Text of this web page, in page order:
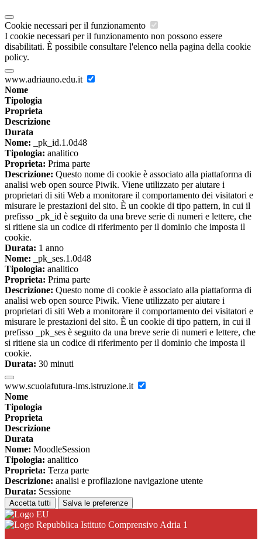
Cookie necessari per il funzionamento
I cookie necessari per il funzionamento non possono essere
disabilitati. È possibile consultare l'elenco nella pagina della cookie
policy.
www.adriauno.edu.it
Nome
Tipologia
Proprieta
Descrizione
Durata
Nome: _pk_id.1.0d48
Tipologia: analitico
Proprieta: Prima parte
Descrizione: Questo nome di cookie è associato alla piattaforma di
analisi web open source Piwik. Viene utilizzato per aiutare i
proprietari di siti Web a monitorare il comportamento dei visitatori e
misurare le prestazioni del sito. È un cookie di tipo pattern, in cui il
prefisso _pk_id è seguito da una breve serie di numeri e lettere, che
si ritiene sia un codice di riferimento per il dominio che imposta il
cookie.
Durata: 1 anno
Nome: _pk_ses.1.0d48
Tipologia: analitico
Proprieta: Prima parte
Descrizione: Questo nome di cookie è associato alla piattaforma di
analisi web open source Piwik. Viene utilizzato per aiutare i
proprietari di siti Web a monitorare il comportamento dei visitatori e
misurare le prestazioni del sito. È un cookie di tipo pattern, in cui il
prefisso _pk_ses è seguito da una breve serie di numeri e lettere, che
si ritiene sia un codice di riferimento per il dominio che imposta il
cookie.
Durata: 30 minuti
www.scuolafutura-lms.istruzione.it
Nome
Tipologia
Proprieta
Descrizione
Durata
Nome: MoodleSession
Tipologia: analitico
Proprieta: Terza parte
Descrizione: analisi e profilazione navigazione utente
Durata: Sessione
Accetta tutti Salva le preferenze
Istituto Comprensivo Adria 1